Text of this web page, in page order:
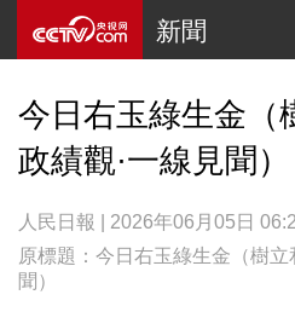
新聞
今日右玉綠生金（
政績觀·一線見聞）
人民日報 | 2026年06月05日
原標題：今日右玉綠生金（樹
聞）